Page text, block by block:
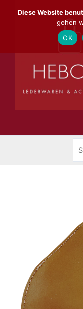
Inhalt
Diese Website
gehen
OK